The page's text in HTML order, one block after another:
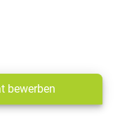
bewerben